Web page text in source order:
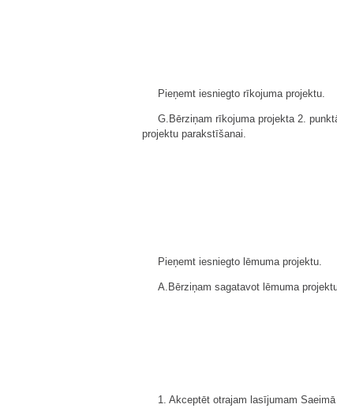
Pieņemt iesniegto rīkojuma projektu.
G.Bērziņam rīkojuma projekta 2.
projektu parakstīšanai.
Pieņemt iesniegto lēmuma projektu.
A.Bērziņam sagatavot lēmuma
1. Akceptēt otrajam lasījumam